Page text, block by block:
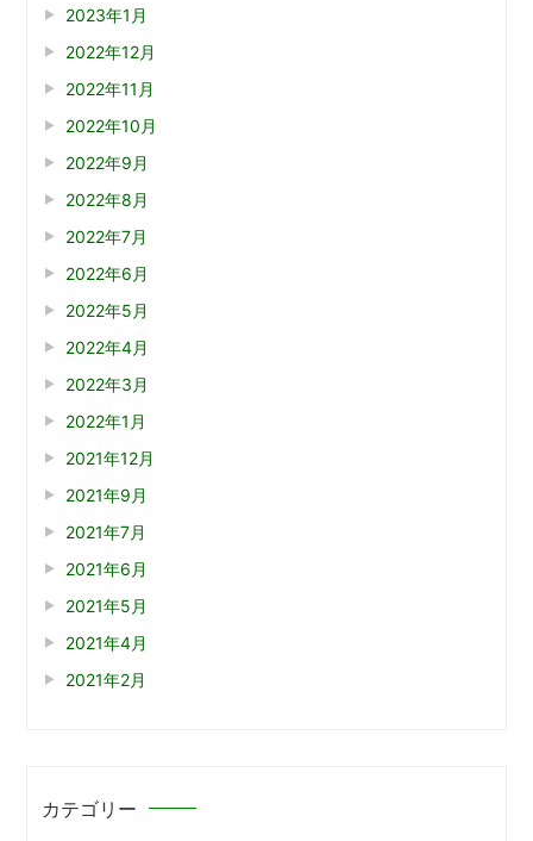
2023年1月
2022年12月
2022年11月
2022年10月
2022年9月
2022年8月
2022年7月
2022年6月
2022年5月
2022年4月
2022年3月
2022年1月
2021年12月
2021年9月
2021年7月
2021年6月
2021年5月
2021年4月
2021年2月
カテゴリー